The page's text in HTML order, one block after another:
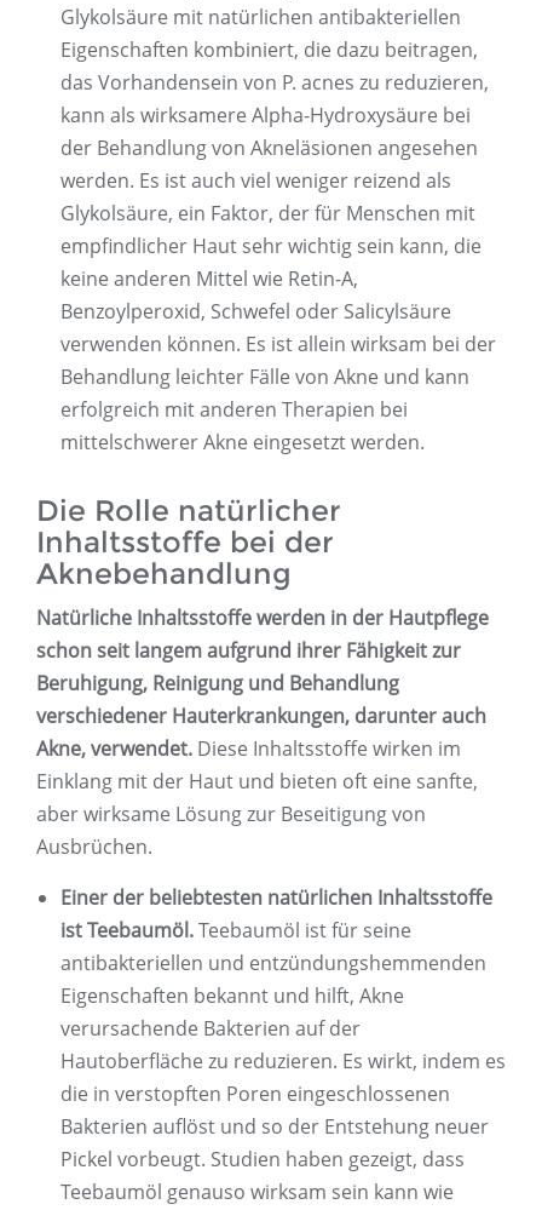
Glykolsäure mit natürlichen antibakteriellen
Eigenschaften kombiniert, die dazu beitragen,
das Vorhandensein von P. acnes zu reduzieren,
kann als wirksamere Alpha-Hydroxysäure bei
der Behandlung von Akneläsionen angesehen
werden. Es ist auch viel weniger reizend als
Glykolsäure, ein Faktor, der für Menschen mit
empfindlicher Haut sehr wichtig sein kann, die
keine anderen Mittel wie Retin-A,
Benzoylperoxid, Schwefel oder Salicylsäure
verwenden können. Es ist allein wirksam bei der
Behandlung leichter Fälle von Akne und kann
erfolgreich mit anderen Therapien bei
mittelschwerer Akne eingesetzt werden.
Die Rolle natürlicher
Inhaltsstoffe bei der
Aknebehandlung
Natürliche Inhaltsstoffe werden in der Hautpflege
schon seit langem aufgrund ihrer Fähigkeit zur
Beruhigung, Reinigung und Behandlung
verschiedener Hauterkrankungen, darunter auch
Akne, verwendet. Diese Inhaltsstoffe wirken im
Einklang mit der Haut und bieten oft eine sanfte,
aber wirksame Lösung zur Beseitigung von
Ausbrüchen.
Einer der beliebtesten natürlichen Inhaltsstoffe
ist Teebaumöl.Teebaumöl ist für seine
antibakteriellen und entzündungshemmenden
Eigenschaften bekannt und hilft, Akne
verursachende Bakterien auf der
Hautoberfläche zu reduzieren. Es wirkt, indem es
die in verstopften Poren eingeschlossenen
Bakterien auflöst und so der Entstehung neuer
Pickel vorbeugt. Studien haben gezeigt, dass
Teebaumöl genauso wirksam sein kann wie